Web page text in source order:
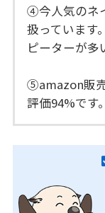
④今人気のネ
扱っています
ピーターが多
⑤amazon販
評価94%です。